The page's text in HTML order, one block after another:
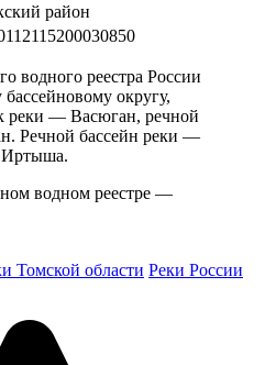
район
водного реестра России
округу,
реки — Васюган, речной
Речной бассейн реки —
Иртыша.
водном реестре —
Томской области Реки России